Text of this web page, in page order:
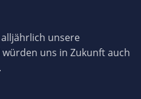
unsere
uns in Zukunft auch